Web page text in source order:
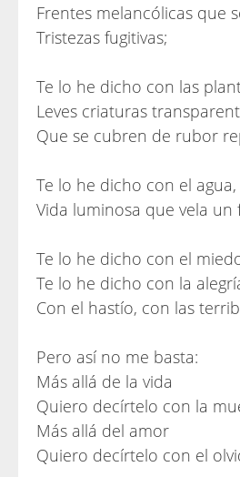
Frentes melancólicas que
Tristezas fugitivas;
Te lo he dicho con las
Leves criaturas
Que se cubren de rubor
Te lo he dicho con el agua,
Vida luminosa que vela
Te lo he dicho con el
Te lo he dicho con la
Con el hastío, con las
Pero así no me basta:
Más allá de la vida
Quiero decírtelo con la
Más allá del amor
Quiero decírtelo con el